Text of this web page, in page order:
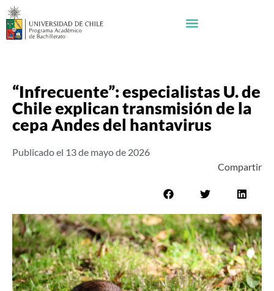
“Infrecuente”: especialistas U. de
Chile explican transmisión de la
cepa Andes del hantavirus
Publicado el 13 de mayo de 2026
Compartir